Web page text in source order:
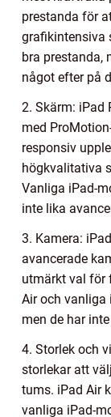
prestanda för
grafikintensiva
bra prestanda,
något efter på
2. Skärm: iPad
med
responsiv
högkvalitativa
Vanliga iPad-
inte lika
3. Kamera:
avancerade
utmärkt val för
Air och vanliga
men de har
4. Storlek och
storlekar att
tums. iPad Air
vanliga iPad-